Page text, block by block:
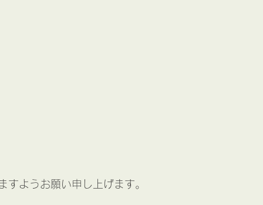
すようお願い申し上げます。